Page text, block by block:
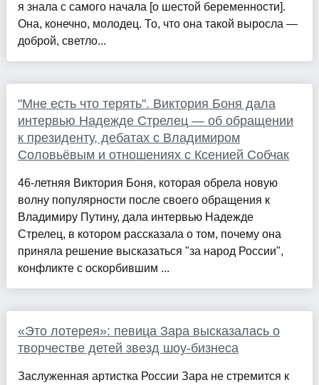
я знала с самого начала [о шестой беременности].
Она, конечно, молодец. То, что она такой выросла —
доброй, светло...
"Мне есть что терять". Виктория Боня дала
интервью Надежде Стрелец — об обращении
к президенту, дебатах с Владимиром
Соловьёвым и отношениях с Ксенией Собчак
46-летняя Виктория Боня, которая обрела новую
волну популярности после своего обращения к
Владимиру Путину, дала интервью Надежде
Стрелец, в котором рассказала о том, почему она
приняла решение высказаться "за народ России",
конфликте с оскорбившим ...
«Это лотерея»: певица Зара высказалась о
творчестве детей звезд шоу-бизнеса
Заслуженная артистка России Зара не стремится к